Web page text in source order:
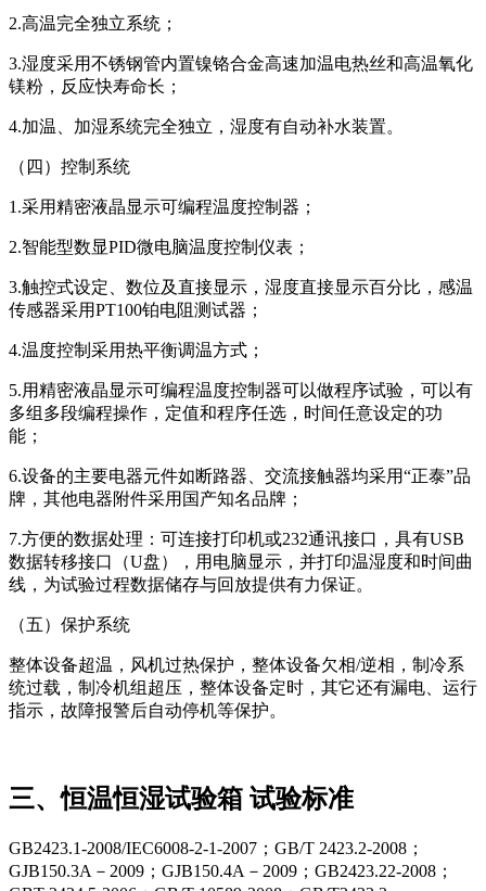
2.高温完全独立系统；
3.湿度采用不锈钢管内置镍铬合金高速加温电热丝和高温氧化
镁粉，反应快寿命长；
4.加温、加湿系统完全独立，湿度有自动补水装置。
（四）控制系统
1.采用精密液晶显示可编程温度控制器；
2.智能型数显PID微电脑温度控制仪表；
3.触控式设定、数位及直接显示，湿度直接显示百分比，感温
传感器采用PT100铂电阻测试器；
4.温度控制采用热平衡调温方式；
5.用精密液晶显示可编程温度控制器可以做程序试验，可以有
多组多段编程操作，定值和程序任选，时间任意设定的功
能；
6.设备的主要电器元件如断路器、交流接触器均采用“正泰”品
牌，其他电器附件采用国产知名品牌；
7.方便的数据处理：可连接打印机或232通讯接口，具有USB
数据转移接口（U盘），用电脑显示，并打印温湿度和时间曲
线，为试验过程数据储存与回放提供有力保证。
（五）保护系统
整体设备超温，风机过热保护，整体设备欠相/逆相，制冷系
统过载，制冷机组超压，整体设备定时，其它还有漏电、运行
指示，故障报警后自动停机等保护。
三、恒温恒湿试验箱 试验标准
GB2423.1-2008/IEC6008-2-1-2007；GB/T 2423.2-2008；
GJB150.3A－2009；GJB150.4A－2009；GB2423.22-2008；